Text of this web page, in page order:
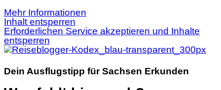
Mehr Informationen
Inhalt entsperren
Erforderlichen Service akzeptieren und Inhalte
entsperren
Dein Ausflugstipp für Sachsen Erkunden